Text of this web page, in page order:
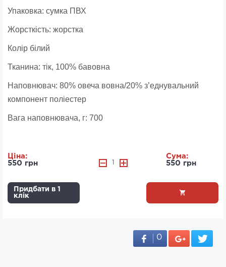
Упаковка: сумка ПВХ
Жорсткість: жорстка
Колір білий
Тканина: тік, 100% бавовна
Наповнювач: 80% овеча вовна/20% з’еднувальний
компонент поліестер
Вага наповнювача, г: 700
Ціна:
550 грн
Сума:
550 грн
Придбати в 1
клік
0